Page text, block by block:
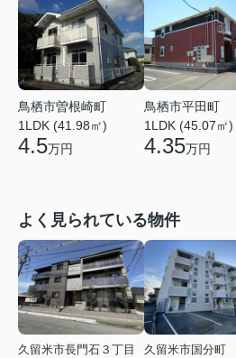
鳥栖市曽根崎町
1LDK (41.98㎡)
4.5万円
鳥栖市平田町
1LDK (45.07㎡)
4.35万円
よく見られている物件
久留米市長門石３丁目
久留米市国分町